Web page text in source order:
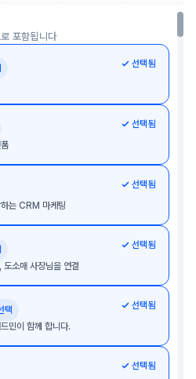
포함됩니다
선택됨
선택됨
는 CRM 마케팅
선택됨
도소매 사장님을 연결
선택됨
택
민이 함께 합니다.
선택됨
선택됨
기
무·회계
영업·
석 마케팅 이커머스 웹사이트
교육관리
하기 광고 문의하기
지션